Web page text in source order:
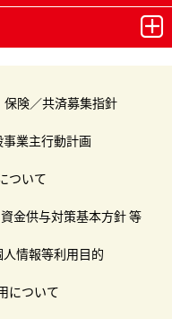
保険／共済募集指針
事業主行動計画
ついて
金供与対策基本方針 等
人情報等利用目的
について